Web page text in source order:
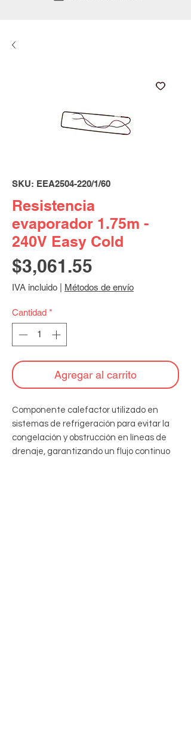
SKU: EEA2504-220/1/60
Resistencia
evaporador 1.75m -
240V Easy Cold
$3,061.55
IVA incluido Métodos de envío
Cantidad *
Agregar al carrito
Componente calefactor utilizado en
sistemas de refrigeración para evitar la
congelación y obstrucción en líneas de
drenaje, garantizando un flujo continuo